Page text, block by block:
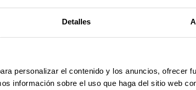
Detalles
personalizar el contenido y los anuncios, ofrecer
información sobre el uso que haga del sitio web